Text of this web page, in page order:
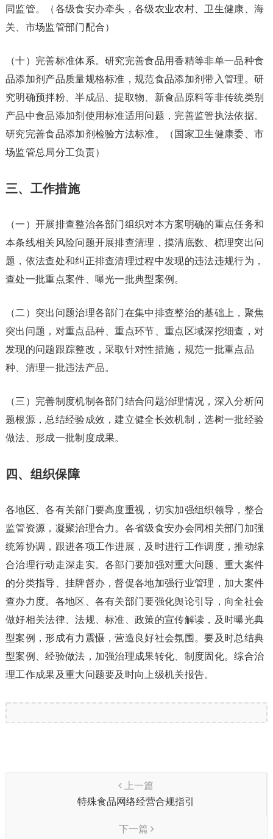
同监管。（各级食安办牵头，各级农业农村、卫生健康、海
关、市场监管部门配合）
（十）完善标准体系。研究完善食品用香精等非单一品种食
品添加剂产品质量规格标准，规范食品添加剂带入管理。研
究明确预拌粉、半成品、提取物、新食品原料等非传统类别
产品中食品添加剂使用标准适用问题，完善监管执法依据。
研究完善食品添加剂检验方法标准。（国家卫生健康委、市
场监管总局分工负责）
三、工作措施
（一）开展排查整治各部门组织对本方案明确的重点任务和
本条线相关风险问题开展排查清理，摸清底数、梳理突出问
题，依法查处和纠正排查清理过程中发现的违法违规行为，
查处一批重点案件、曝光一批典型案例。
（二）突出问题治理各部门在集中排查整治的基础上，聚焦
突出问题，对重点品种、重点环节、重点区域深挖细查，对
发现的问题跟踪整改，采取针对性措施，规范一批重点品
种、清理一批违法产品。
（三）完善制度机制各部门结合问题治理情况，深入分析问
题根源，总结经验成效，建立健全长效机制，选树一批经验
做法、形成一批制度成果。
四、组织保障
各地区、各有关部门要高度重视，切实加强组织领导，整合
监管资源，凝聚治理合力。各省级食安办会同相关部门加强
统筹协调，跟进各项工作进展，及时进行工作调度，推动综
合治理行动走深走实。各部门要加强对重大问题、重大案件
的分类指导、挂牌督办，督促各地加强行业管理，加大案件
查办力度。各地区、各有关部门要强化舆论引导，向全社会
做好相关法律、法规、标准、政策的宣传解读，及时曝光典
型案例，形成有力震慑，营造良好社会氛围。要及时总结典
型案例、经验做法，加强治理成果转化、制度固化。综合治
理工作成果及重大问题要及时向上级机关报告。
上一篇
特殊食品网络经营合规指引
下一篇